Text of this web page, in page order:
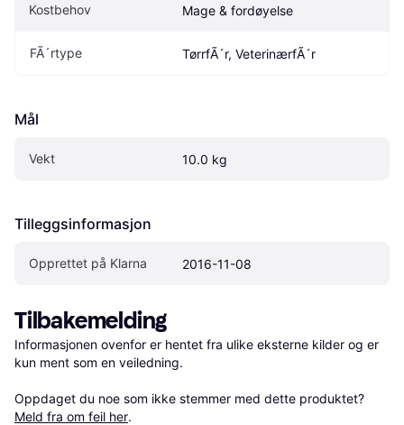
Kostbehov Mage & fordøyelse
FÃ´rtype TørrfÃ´r, VeterinærfÃ´r
Mål
Vekt 10.0 kg
Tilleggsinformasjon
Opprettet på Klarna 2016-11-08
Tilbakemelding
Informasjonen ovenfor er hentet fra ulike eksterne kilder og er
kun ment som en veiledning.
Oppdaget du noe som ikke stemmer med dette produktet?
Meld fra om feil her.